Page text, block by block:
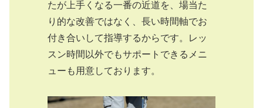
たが上手くなる一番の近道を、場当た
り的な改善ではなく、長い時間軸でお
付き合いして指導するからです。レッ
スン時間以外でもサポートできるメニ
ューも用意しております。